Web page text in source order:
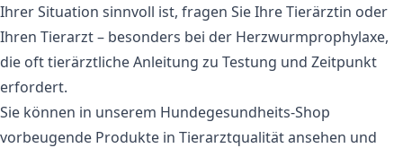
Ihrer Situation sinnvoll ist, fragen Sie Ihre Tierärztin oder
Ihren Tierarzt – besonders bei der Herzwurmprophylaxe,
die oft tierärztliche Anleitung zu Testung und Zeitpunkt
erfordert.
Sie können in unserem Hundegesundheits-Shop
vorbeugende Produkte in Tierarztqualität ansehen und